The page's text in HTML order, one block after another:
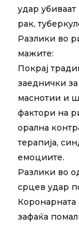
удар
рак,
Разлики во
мажите:
Покрај
заеднички
маснотии и
фактори на
орална
терапија,
емоциите.
Разлики во
срцев удар
Коронарната
зафаќа